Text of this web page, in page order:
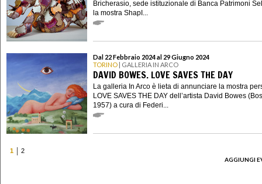
Bricherasio, sede istituzionale di Banca Patrimoni
la mostra ShapI...
Dal 22 Febbraio 2024 al 29 Giugno 2024
TORINO | GALLERIA IN ARCO
DAVID BOWES. LOVE SAVES THE DAY
La galleria In Arco è lieta di annunciare la mostra
LOVE SAVES THE DAY dell’artista David Bowes
1957) a cura di Federi...
1
2
AGGIUNGI